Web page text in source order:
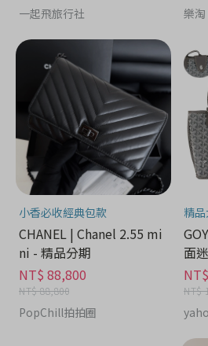
一起飛旅行社 樂
小香必收經典包款
CHANEL | Chanel 2.55 mi
ni - 精品分期
NT$ 88,800
NT$ 88,800
PopChill拍拍圈
精
面
NT$